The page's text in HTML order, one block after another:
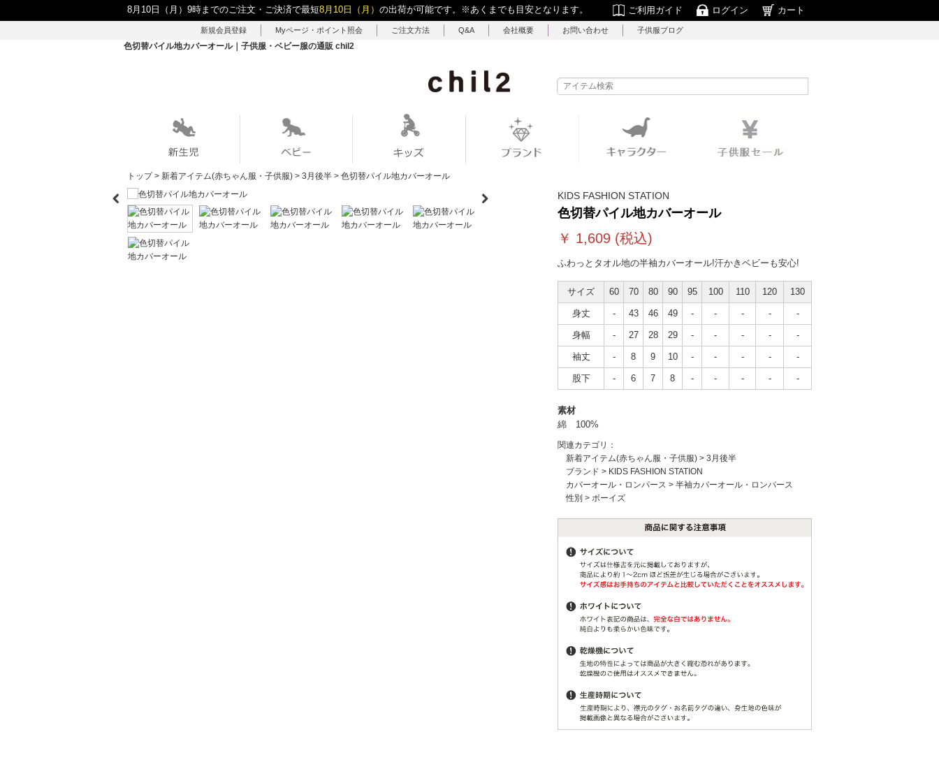
8月10日（月）9時までのご注文・ご決済で最短8月10日（月） の出荷が可能です。 ※あくまでも目安となります。 ご利用ガイド ログイン カート
新規会員登録 Myページ・ポイント照会 ご注文方法 Q&A 会社概要 お問い合わせ 子供服ブログ
色切替パイル地カバーオール｜子供服・ベビー服の通販 chil2
トップ > 新着アイテム(赤ちゃん服・子供服) > 3月後半 > 色切替パイル地カバーオール
KIDS FASHION STATION
色切替パイル地カバーオール
￥ 1,609 (税込)
ふわっとタオル地の半袖カバーオール!汗かきベビーも安心!
サイズ 60 70 80 90 95 100 110 120 130
身丈 - 43 46 49 - - - - -
身幅 - 27 28 29 - - - - -
袖丈 - 8 9 10 - - - - -
股下 - 6 7 8 - - - - -
素材
綿 100%
関連カテゴリ：
新着アイテム(赤ちゃん服・子供服) > 3月後半
ブランド > KIDS FASHION STATION
カバーオール・ロンパース > 半袖カバーオール・ロンパース
性別 > ボーイズ